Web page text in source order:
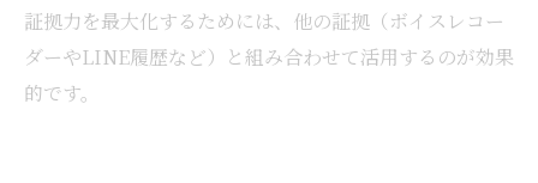
証拠力を最大化するためには、他の証拠（ボイスレコー
ダーやLINE履歴など）と組み合わせて活用するのが効果
的です。